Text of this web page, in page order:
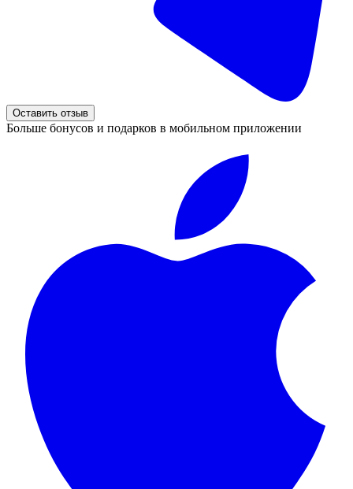
Оставить отзыв
Больше бонусов и подарков в мобильном приложении